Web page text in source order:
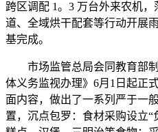
跨区调配 1。3 万台外来农机
道、全域烘干配套等行动开展
基完成。
市场监管总局会同教育部制
体义务监视办理》6月1日起正
面内容，做出了一系列严于一
置，沉点包罗：食材采购设立